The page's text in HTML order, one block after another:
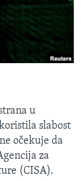
u
slabost
očekuje da
za
(CISA).